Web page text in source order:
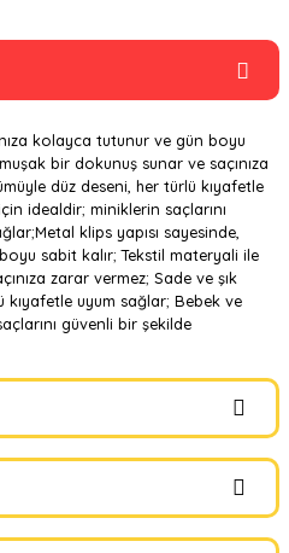
kolayca tutunur ve gün boyu
bir dokunuş sunar ve saçınıza
düz deseni, her türlü kıyafetle
idealdir; miniklerin saçlarını
klips yapısı sayesinde,
sabit kalır; Tekstil materyali ile
zarar vermez; Sade ve şık
kıyafetle uyum sağlar; Bebek ve
güvenli bir şekilde
siz yapın!